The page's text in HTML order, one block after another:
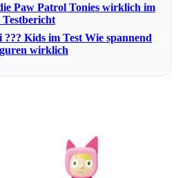
Paw Patrol Tonies wirklich im
??? Kids im Test Wie spannend
wirklich